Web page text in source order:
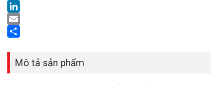
LinkedIn
Email
Mô tả sản phẩm